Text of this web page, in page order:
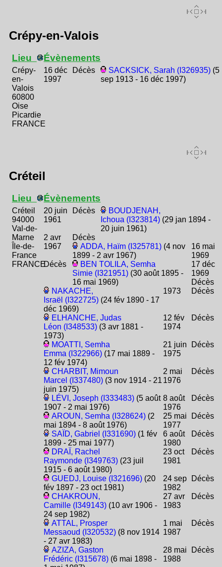
Crépy-en-Valois
Lieu
Crépy-
en-
Valois
60800
Oise
Picardie
FRANCE
Évènements
16 déc
1997
Décès SACKSICK, Sarah (I326935) (5
sep 1913 - 16 déc 1997)
Créteil
Lieu
Créteil
94000
Val-de-
Marne
Île-de-
France
FRANCE
Évènements
20 juin
1961
Décès
BOUDJENAH,
Ichoua (I323814) (29 jan 1894 -
20 juin 1961)
2 avr
1967
Décès
ADDA, Haïm (I325781)(4 nov
1899 - 2 avr 1967)
16 mai
1969
Décès
BEN TOLILA, Semha
Simie (I321951)(30 août 1895 -
16 mai 1969)
17 déc
1969
Décès
NAKACHE,
Israël (I322725) (24 fév 1890 - 17
déc 1969)
1973 Décès
ELHANCHE, Judas
Léon (I348533) (3 avr 1881 -
1973)
12 fév
1974
Décès
MOATTI, Semha
Emma (I322966) (17 mai 1889 -
12 fév 1974)
21 juin
1975
Décès
CHARBIT, Mimoun
Marcel (I337480) (3 nov 1914 - 21
juin 1975)
2 mai
1976
Décès
LÉVI, Joseph (I333483) (5 août
1907 - 2 mai 1976)
8 août
1976
Décès
AROUN, Semha (I328624) (2
mai 1894 - 8 août 1976)
25 mai
1977
Décès
SAÏD, Gabriel (I331690) (1 fév
1899 - 25 mai 1977)
6 août
1980
Décès
DRAÏ, Rachel
Raymonde (I349763) (23 juil
1915 - 6 août 1980)
23 oct
1981
Décès
GUEDJ, Louise (I321696) (20
fév 1897 - 23 oct 1981)
24 sep
1982
Décès
CHAKROUN,
Camille (I349143) (10 avr 1906 -
24 sep 1982)
27 avr
1983
Décès
ATTAL, Prosper
Messaoud (I320532) (8 nov 1914
- 27 avr 1983)
1 mai
1987
Décès
AZIZA, Gaston
Frédéric (I315678) (6 mai 1898 -
28 mai
1988
Décès